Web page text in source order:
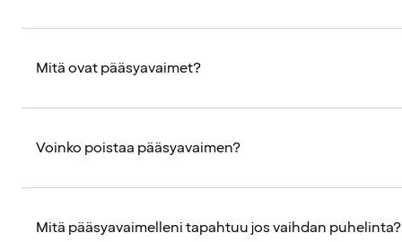
Mitä ovat pääsyavaimet?
Voinko poistaa pääsyavaimen?
Mitä pääsyavaimelleni tapahtuu jos vaihdan puhelinta?